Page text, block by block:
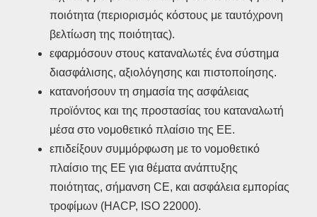
ποιότητα (περιορισμός κόστους με ταυτόχρονη
βελτίωση της ποιότητας).
εφαρμόσουν στους καταναλωτές ένα σύστημα
διασφάλισης, αξιολόγησης και πιστοποίησης.
κατανοήσουν τη σημασία της ασφάλειας
προϊόντος και της προστασίας του καταναλωτή
μέσα στο νομοθετικό πλαίσιο της ΕΕ.
επιδείξουν συμμόρφωση με το νομοθετικό
πλαίσιο της ΕΕ για θέματα ανάπτυξης
ποιότητας, σήμανση CE, και ασφάλεια εμπορίας
τροφίμων (HACP, ISO 22000).